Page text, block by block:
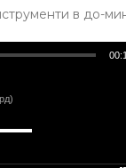
в до-